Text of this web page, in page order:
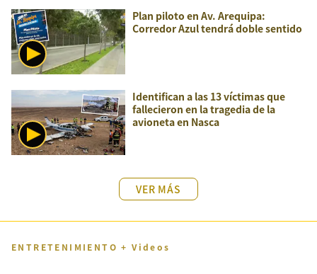
Plan piloto en Av. Arequipa:
Corredor Azul tendrá doble sentido
Identifican a las 13 víctimas que
fallecieron en la tragedia de la
avioneta en Nasca
VER MÁS
ENTRETENIMIENTO + Videos